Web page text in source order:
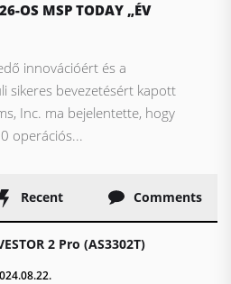
OS MSP TODAY „ÉV
innovációért és a
sikeres bevezetésért kapott
Inc. ma bejelentette, hogy
operációs...
Recent Comments
2 Pro (AS3302T)